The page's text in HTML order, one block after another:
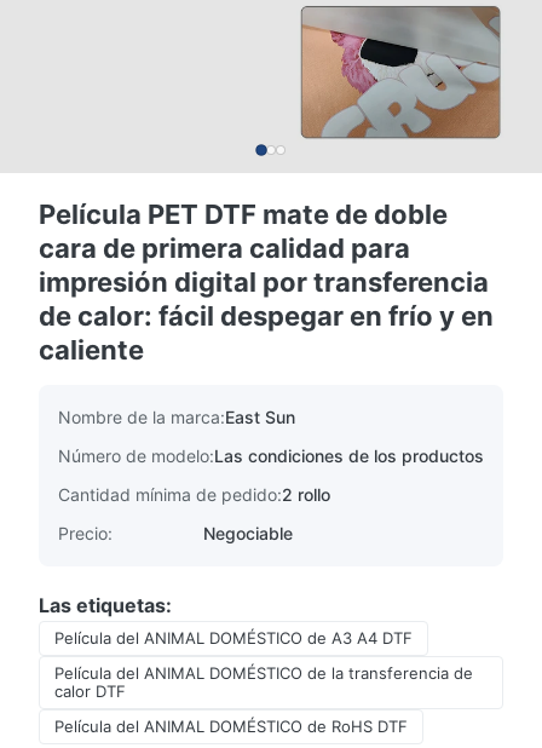
Película PET DTF mate de doble
cara de primera calidad para
impresión digital por transferencia
de calor: fácil despegar en frío y en
caliente
Nombre de la marca:East Sun
Número de modelo:Las condiciones de los productos
Cantidad mínima de pedido:2 rollo
Precio:
Negociable
Las etiquetas:
Película del ANIMAL DOMÉSTICO de A3 A4 DTF
Película del ANIMAL DOMÉSTICO de la transferencia de
calor DTF
Película del ANIMAL DOMÉSTICO de RoHS DTF